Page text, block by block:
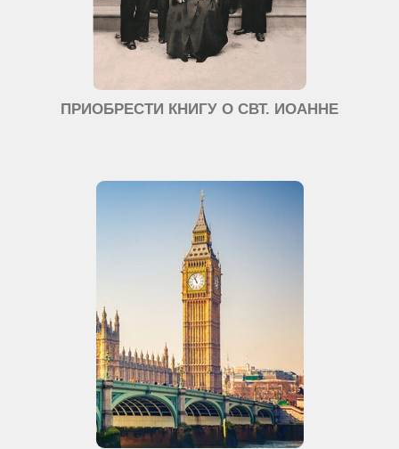
ПРИОБРЕСТИ КНИГУ О СВТ. ИОАННЕ